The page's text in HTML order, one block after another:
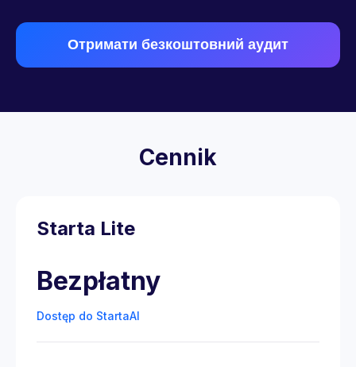
Отримати безкоштовний аудит
Cennik
Starta Lite
Bezpłatny
Dostęp do StartaAI